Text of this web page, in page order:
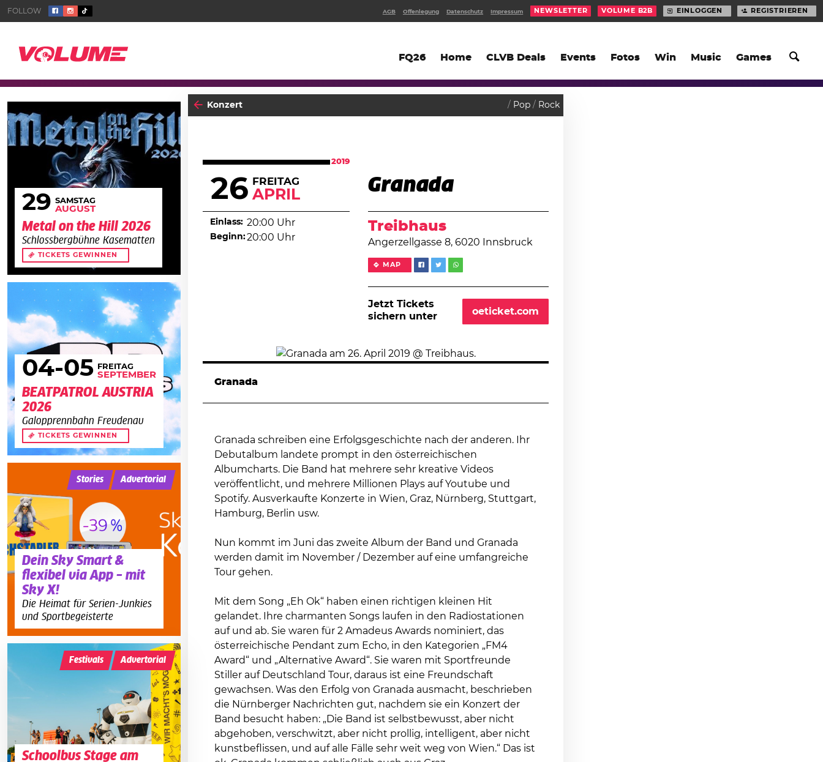
FQ26 Home CLVB Deals Events Fotos Win Music Games
NEWSLETTER VOLUME B2B EINLOGGEN REGISTRIEREN
AGB Offenlegung Datenschutz Impressum
Konzert Pop Rock
2019
26 FREITAG
APRIL Granada
Treibhaus
Angerzellgasse 8, 6020 Innsbruck
MAP
Jetzt Tickets
sichern unter
oeticket.com
Einlass: 20:00 Uhr
Beginn:20:00 Uhr
Granada
Granada schreiben eine Erfolgsgeschichte nach der anderen. Ihr
Debutalbum landete prompt in den österreichischen
Albumcharts. Die Band hat mehrere sehr kreative Videos
veröffentlicht, und mehrere Millionen Plays auf Youtube und
Spotify. Ausverkaufte Konzerte in Wien, Graz, Nürnberg, Stuttgart,
Hamburg, Berlin usw.
Nun kommt im Juni das zweite Album der Band und Granada
werden damit im November / Dezember auf eine umfangreiche
Tour gehen.
Mit dem Song „Eh Ok“ haben einen richtigen kleinen Hit
gelandet. Ihre charmanten Songs laufen in den Radiostationen
auf und ab. Sie waren für 2 Amadeus Awards nominiert, das
österreichische Pendant zum Echo, in den Kategorien „FM4
Award“ und „Alternative Award“. Sie waren mit Sportfreunde
Stiller auf Deutschland Tour, daraus ist eine Freundschaft
gewachsen. Was den Erfolg von Granada ausmacht, beschrieben
die Nürnberger Nachrichten gut, nachdem sie ein Konzert der
Band besucht haben: „Die Band ist selbstbewusst, aber nicht
abgehoben, verschwitzt, aber nicht prollig, intelligent, aber nicht
kunstbeflissen, und auf alle Fälle sehr weit weg von Wien.“ Das ist
29 SAMSTAG
AUGUST
Metal on the Hill 2026
Schlossbergbühne Kasematten
TICKETS GEWINNEN
04-05 FREITAG
SEPTEMBER
BEATPATROL AUSTRIA
2026
Galopprennbahn Freudenau
TICKETS GEWINNEN
Dein Sky Smart &
flexibel via App – mit
Sky X!
Die Heimat für Serien-Junkies
und Sportbegeisterte
Stories Advertorial
Schoolbus Stage am
Festivals Advertorial